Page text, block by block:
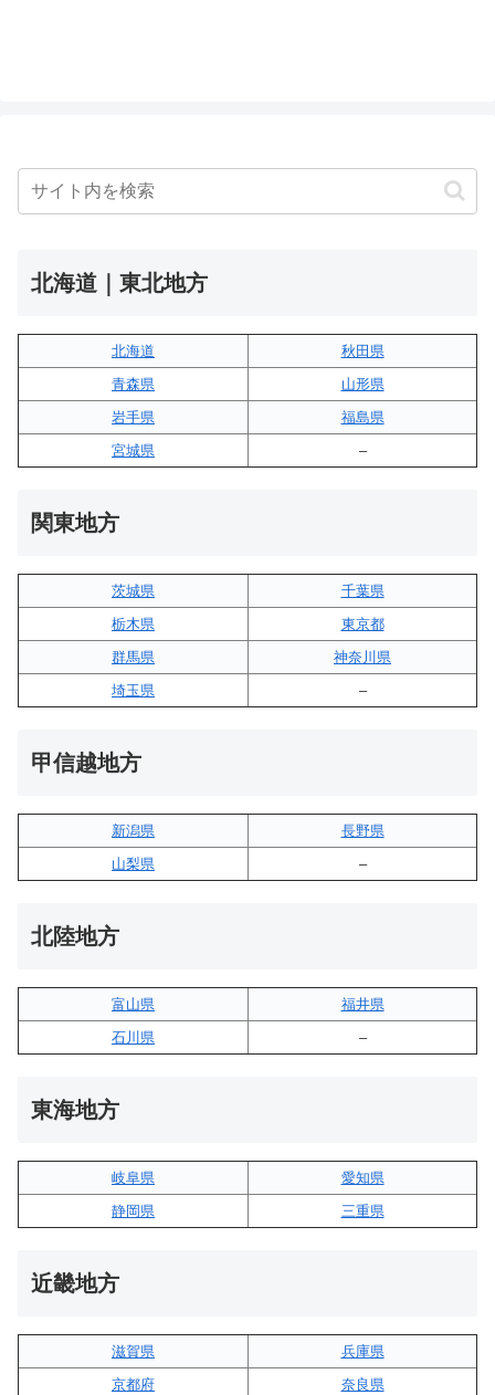
北海道｜東北地方
北海道
秋田県
青森県
山形県
岩手県
福島県
宮城県
–
関東地方
茨城県
千葉県
栃木県
東京都
群馬県
神奈川県
埼玉県
–
甲信越地方
新潟県
長野県
山梨県
–
北陸地方
富山県
福井県
石川県
–
東海地方
岐阜県
愛知県
静岡県
三重県
近畿地方
滋賀県
兵庫県
京都府
奈良県